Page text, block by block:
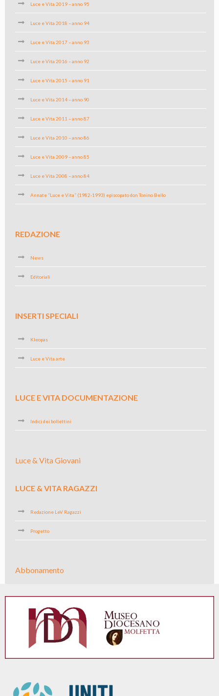
Luce e Vita 2019 – anno 95
Luce e Vita 2018 – anno 94
Luce e Vita 2017 – anno 93
Luce e Vita 2016 – anno 92
Luce e Vita 2015 – anno 91
Luce e Vita 2014 – anno 90
Luce e Vita 2011 – anno 87
Luce e Vita 2010 – anno 86
Luce e Vita 2009 – anno 85
Luce e Vita 2008 – anno 84
Annate “Luce e Vita” (1982-1993) episcopato don Tonino Bello
REDAZIONE
News
Editoriali
INSERTI SPECIALI
Kleopas
Luce e Vita arte
LUCE E VITA DOCUMENTAZIONE
Indici dei bollettini
Luce & Vita Giovani
LUCE & VITA RAGAZZI
Redazione LeV Ragazzi
Progetto
Abbonamento